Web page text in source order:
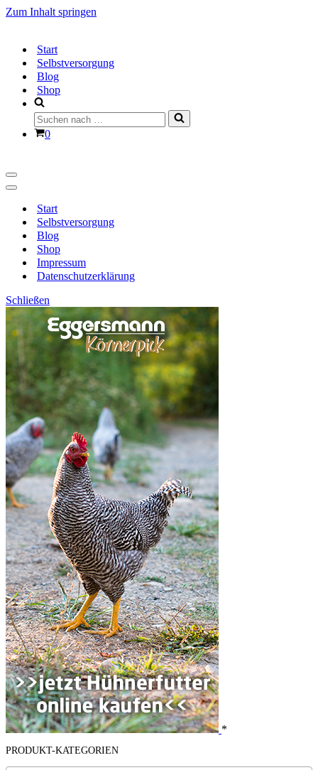
Zum Inhalt springen
Start
Selbstversorgung
Blog
Shop
Suchen
nach …
Warenkorb
0
Navigationsmenü
Navigationsmenü
Start
Selbstversorgung
Blog
Shop
Impressum
Datenschutzerklärung
Schließen
*
PRODUKT-KATEGORIEN